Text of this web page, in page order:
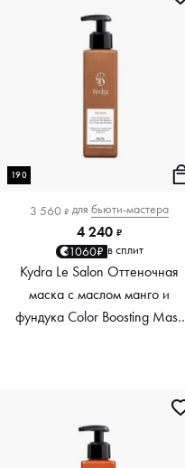
190
3 560 ₽ для бьюти-мастера
4 240 ₽
1060₽ в сплит
Kydra Le Salon Оттеночная
маска с маслом манго и
фундука Color Boosting Mask